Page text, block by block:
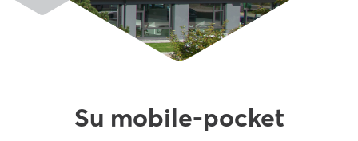
Su mobile-pocket